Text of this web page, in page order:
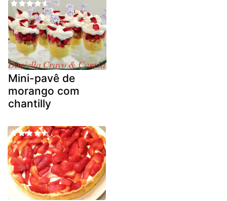
Mini-pavê de
morango com
chantilly